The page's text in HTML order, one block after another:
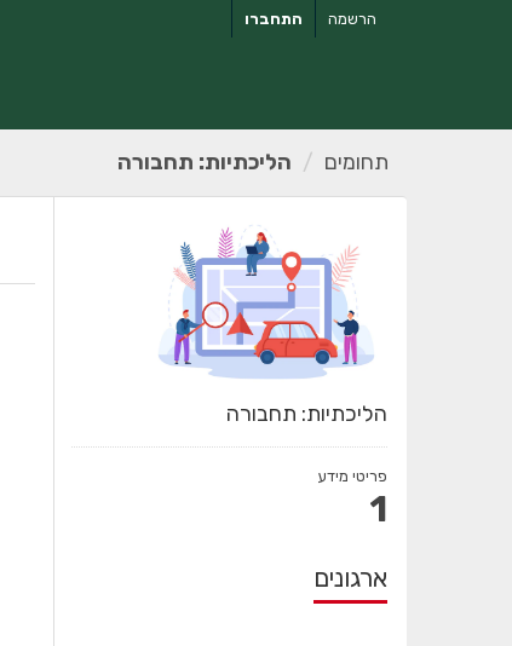
התחברו הרשמה
תחומים הליכתיות: תחבורה
הליכתיות: תחבורה
פריטי מידע
1
ארגונים